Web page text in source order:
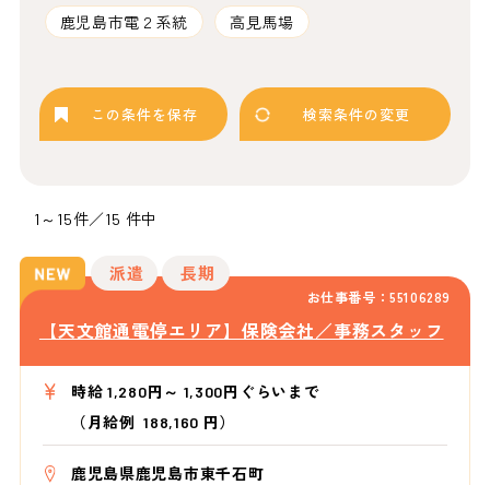
鹿児島市電２系統 高見馬場
この条件を保存 検索条件の変更
1～15件／15 件中
お仕事番号：55106289
派遣 長期
【天文館通電停エリア】保険会社／事務スタッフ
時給 1,280円～ 1,300円ぐらいまで
（月給例 188,160 円）
鹿児島県鹿児島市東千石町